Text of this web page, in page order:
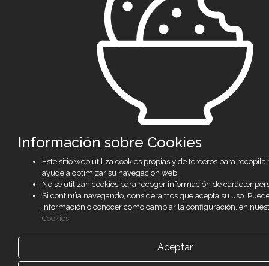
Información sobre Cookies
Este sitio web utiliza cookies propias y de terceros para
ayude a optimizar su navegación web.
No se utilizan cookies para recoger información de carácter
Si continúa navegando, consideramos que acepta su uso.
información o conocer cómo cambiar la configuración, en
Cookies.
Aceptar